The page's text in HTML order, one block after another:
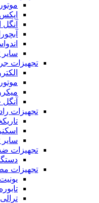
آنگل
سایر
تجهیزات
تجهیزات
سایر
تجهیزات
تجهیزات
یونیت
تابوره
ترالی